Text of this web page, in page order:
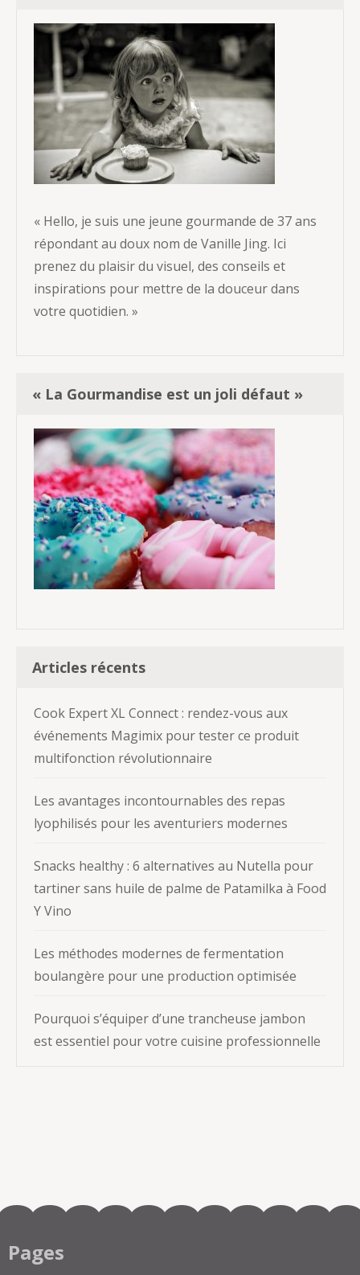
« Hello, je suis une jeune gourmande de 37 ans
répondant au doux nom de Vanille Jing. Ici
prenez du plaisir du visuel, des conseils et
inspirations pour mettre de la douceur dans
votre quotidien. »
« La Gourmandise est un joli défaut »
Articles récents
Cook Expert XL Connect : rendez-vous aux
événements Magimix pour tester ce produit
multifonction révolutionnaire
Les avantages incontournables des repas
lyophilisés pour les aventuriers modernes
Snacks healthy : 6 alternatives au Nutella pour
tartiner sans huile de palme de Patamilka à Food
Y Vino
Les méthodes modernes de fermentation
boulangère pour une production optimisée
Pourquoi s’équiper d’une trancheuse jambon
est essentiel pour votre cuisine professionnelle
Pages